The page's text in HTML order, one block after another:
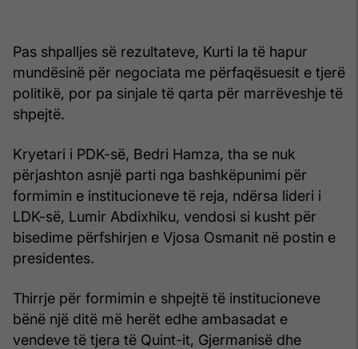
Pas shpalljes së rezultateve, Kurti la të hapur
mundësinë për negociata me përfaqësuesit e tjerë
politikë, por pa sinjale të qarta për marrëveshje të
shpejtë.
Kryetari i PDK-së, Bedri Hamza, tha se nuk
përjashton asnjë parti nga bashkëpunimi për
formimin e institucioneve të reja, ndërsa lideri i
LDK-së, Lumir Abdixhiku, vendosi si kusht për
bisedime përfshirjen e Vjosa Osmanit në postin e
presidentes.
Thirrje për formimin e shpejtë të institucioneve
bënë një ditë më herët edhe ambasadat e
vendeve të tjera të Quint-it, Gjermanisë dhe